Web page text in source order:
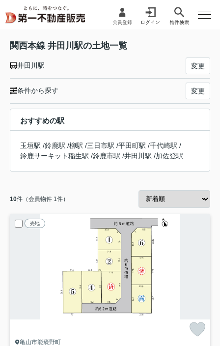
関西本線 井田川駅の土地一覧
井田川駅 変更
条件から探す 変更
おすすめの駅
玉垣駅 /鈴鹿駅 /柳駅 /三日市駅 /平田町駅 /千代崎駅 /
鈴鹿サーキット稲生駅 /鈴鹿市駅 /井田川駅 /加佐登駅
10件（会員物件 1件）
売地
亀山市能褒野町